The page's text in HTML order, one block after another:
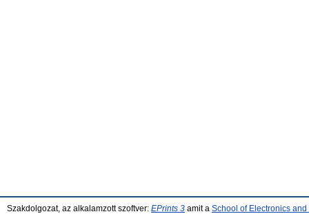
Szakdolgozat, az alkalamzott szoftver: EPrints 3 amit a School of Electronics